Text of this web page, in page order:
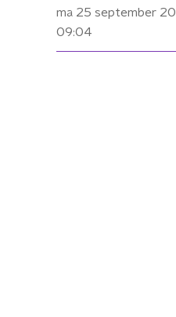
ma 25 september
09:04